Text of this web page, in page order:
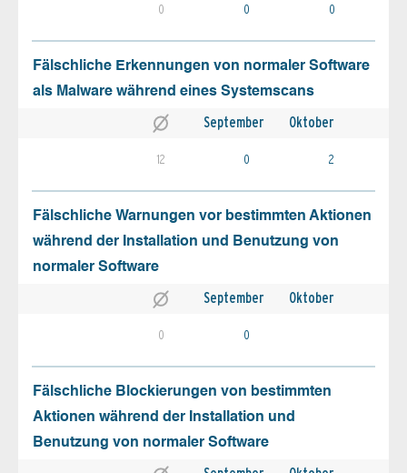
0 0 0
Fälschliche Erkennungen von normaler Software
als Malware während eines Systemscans
September Oktober
12 0 2
Fälschliche Warnungen vor bestimmten Aktionen
während der Installation und Benutzung von
normaler Software
September Oktober
0 0
Fälschliche Blockierungen von bestimmten
Aktionen während der Installation und
Benutzung von normaler Software